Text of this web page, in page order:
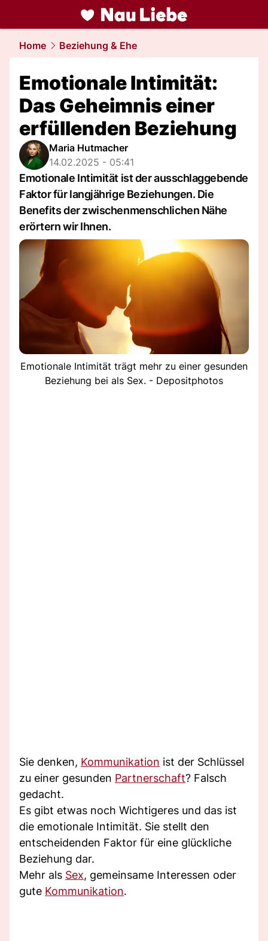
liebe.NAU.ch
Home Beziehung & Ehe
Emotionale Intimität:
Das Geheimnis einer
erfüllenden Beziehung
Maria Hutmacher
14.02.2025 - 05:41
Emotionale Intimität ist der ausschlaggebende
Faktor für langjährige Beziehungen. Die
Benefits der zwischenmenschlichen Nähe
erörtern wir Ihnen.
Emotionale Intimität trägt mehr zu einer gesunden
Beziehung bei als Sex. - Depositphotos
Sie denken, Kommunikation ist der Schlüssel
zu einer gesunden Partnerschaft? Falsch
gedacht.
Es gibt etwas noch Wichtigeres und das ist
die emotionale Intimität. Sie stellt den
entscheidenden Faktor für eine glückliche
Beziehung dar.
Mehr als Sex, gemeinsame Interessen oder
gute Kommunikation.